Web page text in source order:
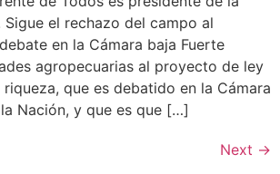
el rechazo del campo al
en la Cámara baja Fuerte
agropecuarias al proyecto de ley
que es debatido en la Cámara
Nación, y que es que […]
Next →